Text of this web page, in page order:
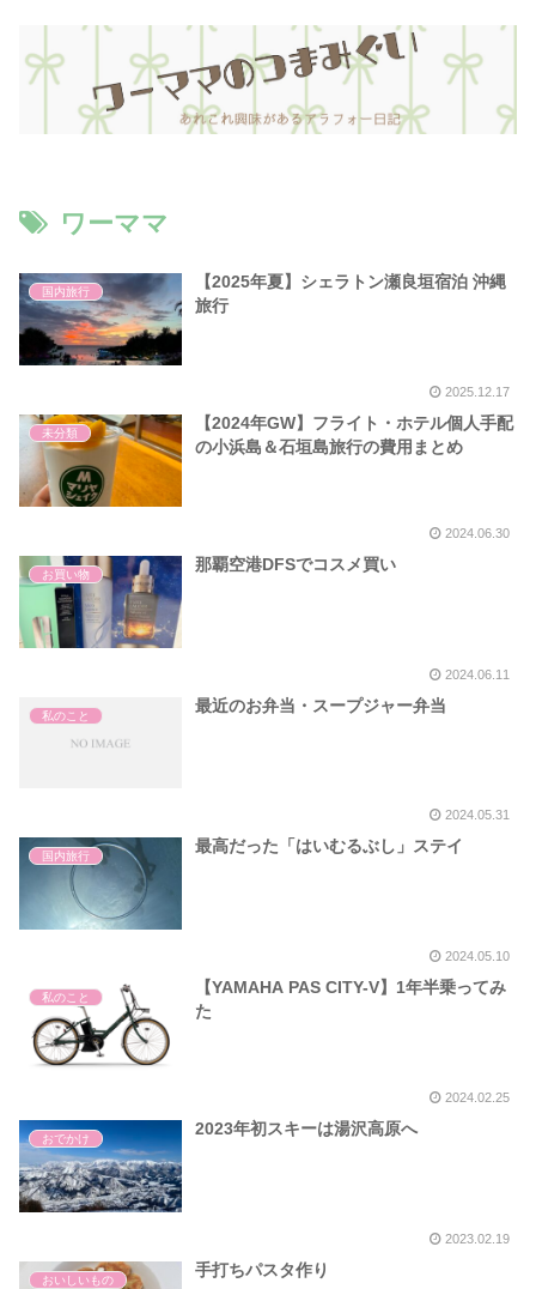
ワーママ
国内旅行
【2025年夏】シェラトン瀬良垣宿泊 沖縄
旅行
2025.12.17
未分類
【2024年GW】フライト・ホテル個人手配
の小浜島＆石垣島旅行の費用まとめ
2024.06.30
お買い物
那覇空港DFSでコスメ買い
2024.06.11
私のこと
最近のお弁当・スープジャー弁当
2024.05.31
国内旅行
最高だった「はいむるぶし」ステイ
2024.05.10
私のこと
【YAMAHA PAS CITY-V】1年半乗ってみ
た
2024.02.25
おでかけ
2023年初スキーは湯沢高原へ
2023.02.19
おいしいもの
手打ちパスタ作り